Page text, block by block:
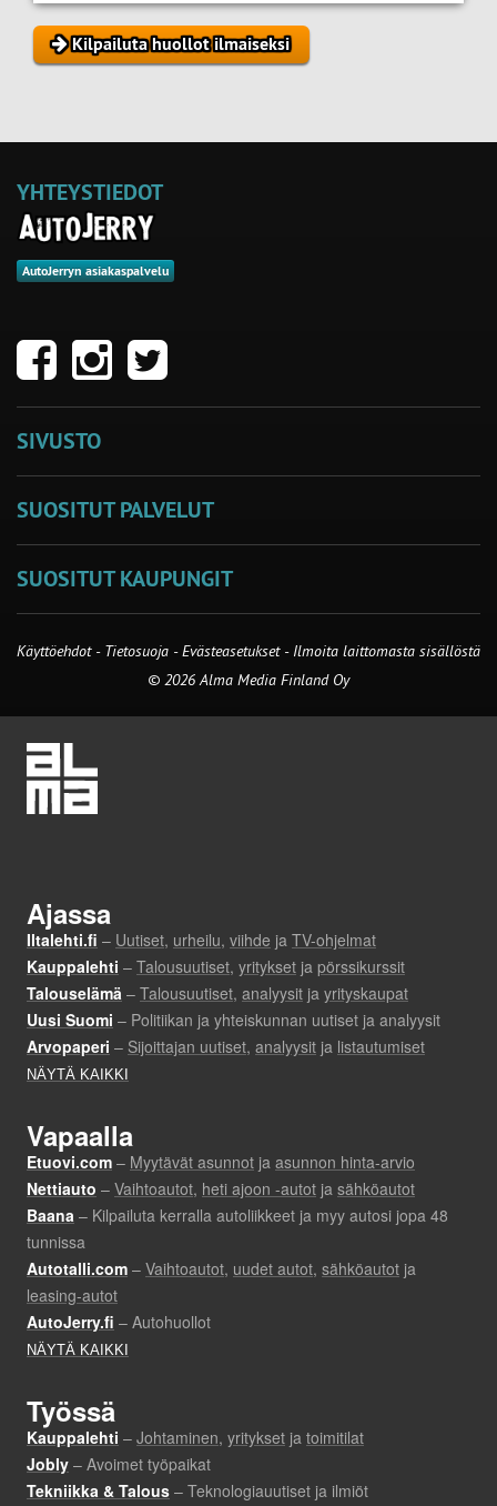
Kilpailuta huollot ilmaiseksi
YHTEYSTIEDOT
AutoJerryn asiakaspalvelu
SIVUSTO
SUOSITUT PALVELUT
SUOSITUT KAUPUNGIT
Käyttöehdot - Tietosuoja -Evästeasetukset- Ilmoita laittomasta sisällöstä
© 2026 Alma Media Finland Oy